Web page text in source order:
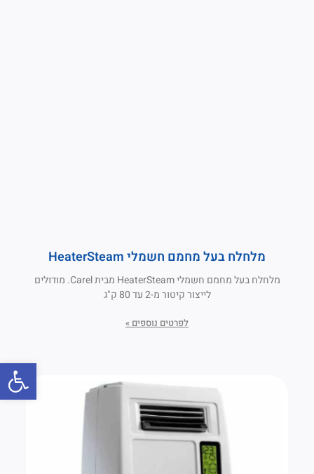
מלחלח בעל מחמם חשמלי HeaterSteam
מלחלח בעל מחמם חשמלי HeaterSteam מבית Carel. מודולים
לייצור קיטור מ-2 עד 80 ק"ג
לפרטים נוספים »
פתח